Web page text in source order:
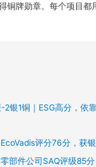
铜牌勋章。每个项目都
2银1铜｜ESG高分，依
评分76分，获银
部件公司SAQ评级85分